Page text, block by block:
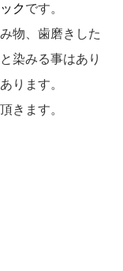
クです。
物、歯磨きした
染みる事はあり
ります。
きます。